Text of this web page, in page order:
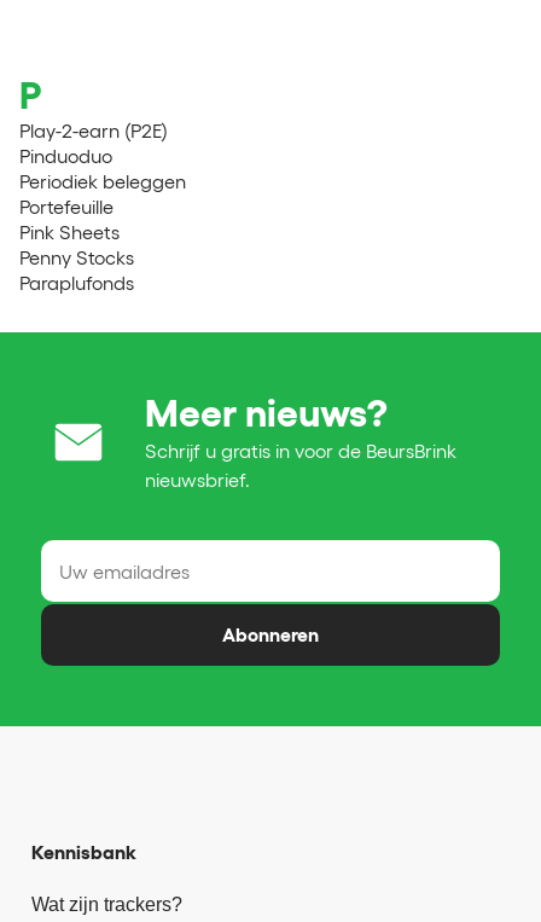
P
Play-2-earn (P2E)
Pinduoduo
Periodiek beleggen
Portefeuille
Pink Sheets
Penny Stocks
Paraplufonds
Meer nieuws?
Schrijf u gratis in voor de BeursBrink
nieuwsbrief.
Abonneren
Kennisbank
Wat zijn trackers?